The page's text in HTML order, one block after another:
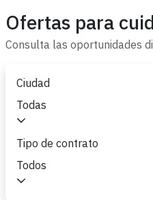
Ofertas para
Consulta las oportunidades
Ciudad
Todas
Tipo de contrato
Todos